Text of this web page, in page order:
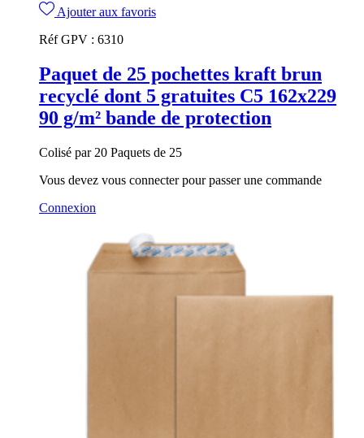
Ajouter aux favoris
Réf GPV : 6310
Paquet de 25 pochettes kraft brun
recyclé dont 5 gratuites C5 162x229
90 g/m² bande de protection
Colisé par 20 Paquets de 25
Vous devez vous connecter pour passer une commande
Connexion